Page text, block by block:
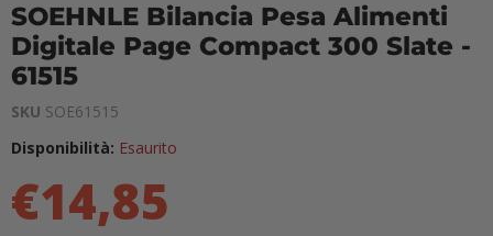
SOEHNLE Bilancia Pesa Alimenti
Digitale Page Compact 300 Slate -
61515
SKU SOE61515
Disponibilità: Esaurito
€14,85